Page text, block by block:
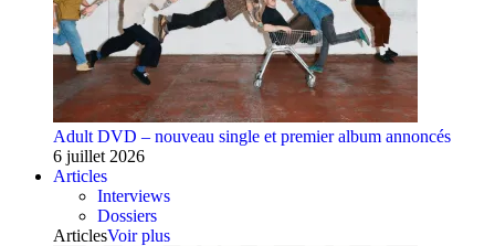
Adult DVD – nouveau single et premier album annoncés
6 juillet 2026
Articles
Interviews
Dossiers
ArticlesVoir plus